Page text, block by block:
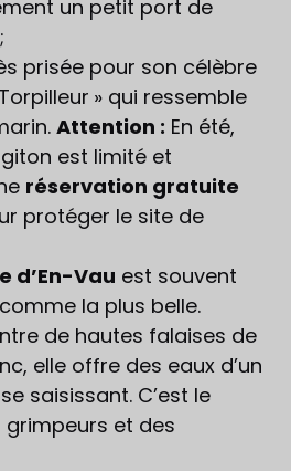
un petit port de
prisée pour son célèbre
» qui ressemble
Attention : En été,
est limité et
réservation gratuite
protéger le site de
d’En-Vau est souvent
la plus belle.
de hautes falaises de
elle offre des eaux d’un
saisissant. C’est le
et des